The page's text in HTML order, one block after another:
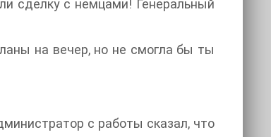
сделку с немцами! Генеральный
на вечер, но не смогла бы ты
с работы сказал, что